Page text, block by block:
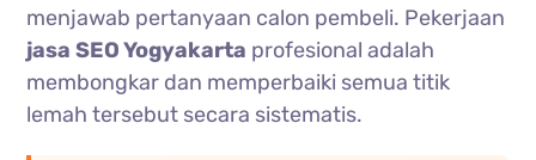
menjawab pertanyaan calon pembeli. Pekerjaan
jasa SEO Yogyakarta profesional adalah
membongkar dan memperbaiki semua titik
lemah tersebut secara sistematis.